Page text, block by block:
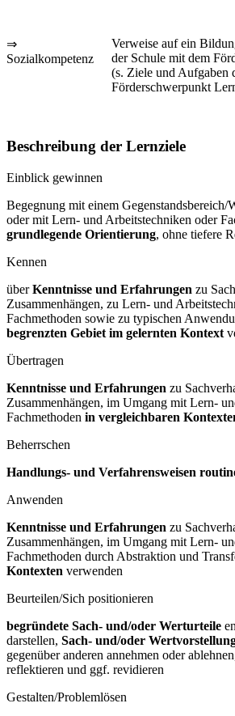
⇒
Sozialkompetenz
Verweise auf ein
der Schule mit dem
(s. Ziele und Aufgaben
Förderschwerpunkt
Beschreibung der Lernziele
Einblick gewinnen
Begegnung mit einem Gegenstandsbereich/
oder mit Lern- und Arbeitstechniken oder
grundlegende Orientierung, ohne tiefere
Kennen
überKenntnisse und Erfahrungen zu
Zusammenhängen, zu Lern- und
Fachmethoden sowie zu typischen
begrenzten Gebiet im gelernten Kontext
Übertragen
Kenntnisse und Erfahrungen zu
Zusammenhängen, im Umgang mit Lern-
Fachmethoden in vergleichbaren
Beherrschen
Handlungs- und Verfahrensweisen
Anwenden
Kenntnisse und Erfahrungen zu
Zusammenhängen, im Umgang mit Lern-
Fachmethoden durch Abstraktion und
Kontexten verwenden
Beurteilen/Sich positionieren
begründete Sach- und/oder Werturteile
darstellen, Sach- und/oder
gegenüber anderen annehmen oder
reflektieren und ggf. revidieren
Gestalten/Problemlösen